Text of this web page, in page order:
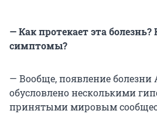
— Как протекает эта
симптомы?
— Вообще, появление болезни
обусловлено несколькими
принятыми мировым